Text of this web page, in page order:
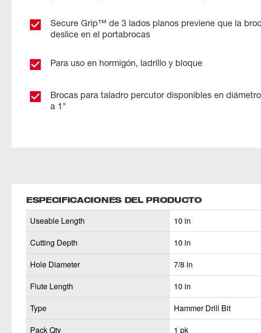
Secure Grip™ de 3 lados planos previene que la
deslice en el portabrocas
Para uso en hormigón, ladrillo y bloque
Brocas para taladro percutor disponibles en
a 1"
ESPECIFICACIONES DEL PRODUCTO
Useable Length
10 in
Cutting Depth
10 in
Hole Diameter
7/8 in
Flute Length
10 in
Type
Hammer Drill Bit
Pack Qty
1 pk